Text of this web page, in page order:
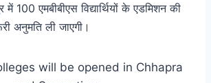
100 एमबीबीएस विद्यार्थियों के एडमिशन की
अनुमति ली जाएगी।